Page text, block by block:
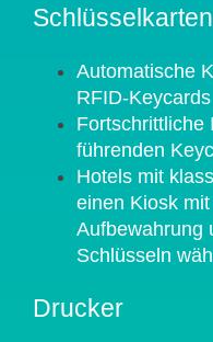
Schlüsselkarten
Automatische
RFID-Keycards
Fortschrittliche
führenden
Hotels mit
einen Kiosk
Aufbewahrung
Schlüsseln
Drucker